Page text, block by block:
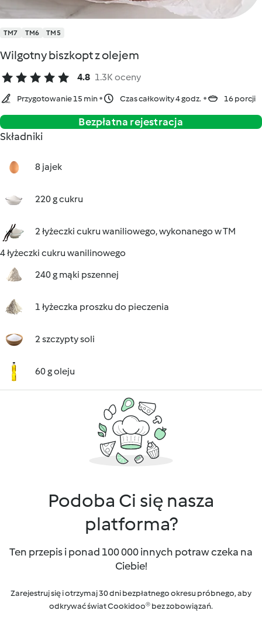
TM7 TM6 TM5
Wilgotny biszkopt z olejem
4.8 1.3K oceny
Przygotowanie 15 min Czas całkowity 4 godz. 16 porcji
Bezpłatna rejestracja
Składniki
8 jajek
220 g cukru
2 łyżeczki cukru waniliowego, wykonanego w TM
4 łyżeczki cukru wanilinowego
240 g mąki pszennej
1 łyżeczka proszku do pieczenia
2 szczypty soli
60 g oleju
Podoba Ci się nasza
platforma?
Ten przepis i ponad 100 000 innych potraw czeka na
Ciebie!
Zarejestruj się i otrzymaj 30 dni bezpłatnego okresu próbnego, aby
odkrywać świat Cookidoo® bez zobowiązań.